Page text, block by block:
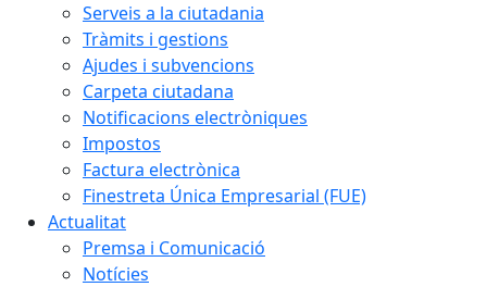
Serveis a la ciutadania
Tràmits i gestions
Ajudes i subvencions
Carpeta ciutadana
Notificacions electròniques
Impostos
Factura electrònica
Finestreta Única Empresarial (FUE)
Actualitat
Premsa i Comunicació
Notícies